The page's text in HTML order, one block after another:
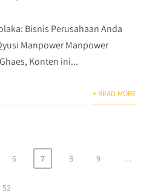
Bisnis Perusahaan Anda
Manpower Manpower
Konten ini...
+ READ MORE
6 7 8 9 …
52